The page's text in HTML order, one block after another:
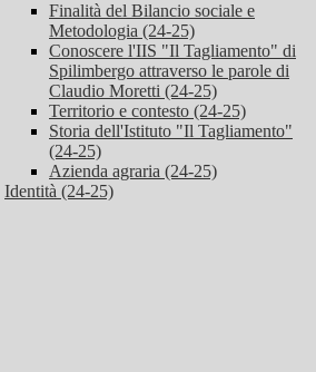
Finalità del Bilancio sociale e
Metodologia (24-25)
Conoscere l'IIS "Il Tagliamento" di
Spilimbergo attraverso le parole di
Claudio Moretti (24-25)
Territorio e contesto (24-25)
Storia dell'Istituto "Il Tagliamento"
(24-25)
Azienda agraria (24-25)
Identità (24-25)